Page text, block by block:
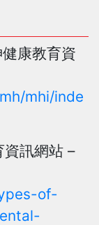
康教育資
mhi/inde
訊網站 –
of-